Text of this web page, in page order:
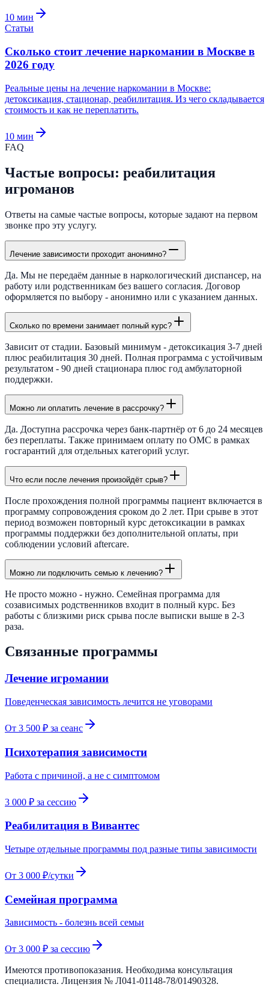
10 мин
Статьи
Сколько стоит лечение наркомании в Москве в
2026 году
Реальные цены на лечение наркомании в Москве:
детоксикация, стационар, реабилитация. Из чего складывается
стоимость и как не переплатить.
10 мин
FAQ
Частые вопросы: реабилитация
игроманов
Ответы на самые частые вопросы, которые задают на первом
звонке про эту услугу.
Лечение зависимости проходит анонимно?
Да. Мы не передаём данные в наркологический диспансер, на
работу или родственникам без вашего согласия. Договор
оформляется по выбору - анонимно или с указанием данных.
Сколько по времени занимает полный курс?
Зависит от стадии. Базовый минимум - детоксикация 3-7 дней
плюс реабилитация 30 дней. Полная программа с устойчивым
результатом - 90 дней стационара плюс год амбулаторной
поддержки.
Можно ли оплатить лечение в рассрочку?
Да. Доступна рассрочка через банк-партнёр от 6 до 24 месяцев
без переплаты. Также принимаем оплату по ОМС в рамках
госгарантий для отдельных категорий услуг.
Что если после лечения произойдёт срыв?
После прохождения полной программы пациент включается в
программу сопровождения сроком до 2 лет. При срыве в этот
период возможен повторный курс детоксикации в рамках
программы поддержки без дополнительной оплаты, при
соблюдении условий аftercare.
Можно ли подключить семью к лечению?
Не просто можно - нужно. Семейная программа для
созависимых родственников входит в полный курс. Без
работы с близкими риск срыва после выписки выше в 2-3
раза.
Связанные программы
Лечение игромании
Поведенческая зависимость лечится не уговорами
От 3 500 ₽ за сеанс
Психотерапия зависимости
Работа с причиной, а не с симптомом
3 000 ₽ за сессию
Реабилитация в Вивантес
Четыре отдельные программы под разные типы зависимости
От 3 000 ₽/сутки
Семейная программа
Зависимость - болезнь всей семьи
От 3 000 ₽ за сессию
Имеются противопоказания. Необходима консультация
специалиста. Лицензия № Л041-01148-78/01490328.